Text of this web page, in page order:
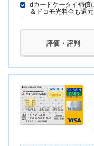
dカードケータイ補償
＆ドコモ光料金も還元
評価・評判